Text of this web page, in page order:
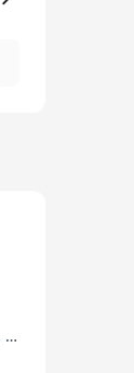
No educational or experience requirements, suitable for beginners